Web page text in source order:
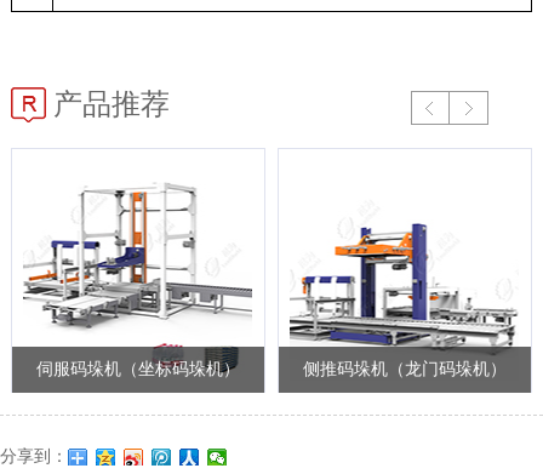
产品推荐
伺服码垛机（坐标码垛机） 侧推码垛机（龙门码垛机）
Prev Next
分享到：